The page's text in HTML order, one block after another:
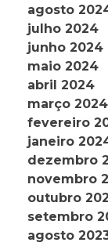
agosto
julho 2024
junho 2024
maio 2024
abril 2024
março 2024
fevereiro
janeiro
dezembro
novembro
outubro
setembro
agosto